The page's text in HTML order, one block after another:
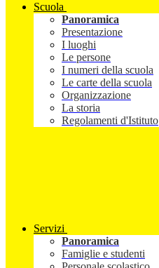
Scuola
Panoramica
Presentazione
I luoghi
Le persone
I numeri della scuola
Le carte della scuola
Organizzazione
La storia
Regolamenti d'Istituto
Servizi
Panoramica
Famiglie e studenti